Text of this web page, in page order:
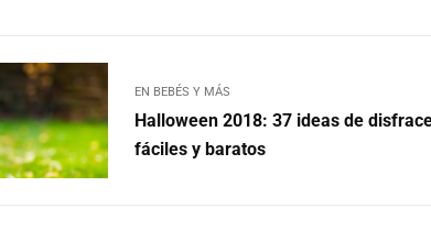
EN BEBÉS Y MÁS
Halloween 2018: 37 ideas de
fáciles y baratos